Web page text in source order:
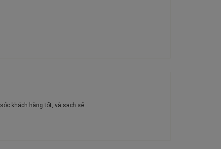
khách hàng tốt, và sạch sẽ